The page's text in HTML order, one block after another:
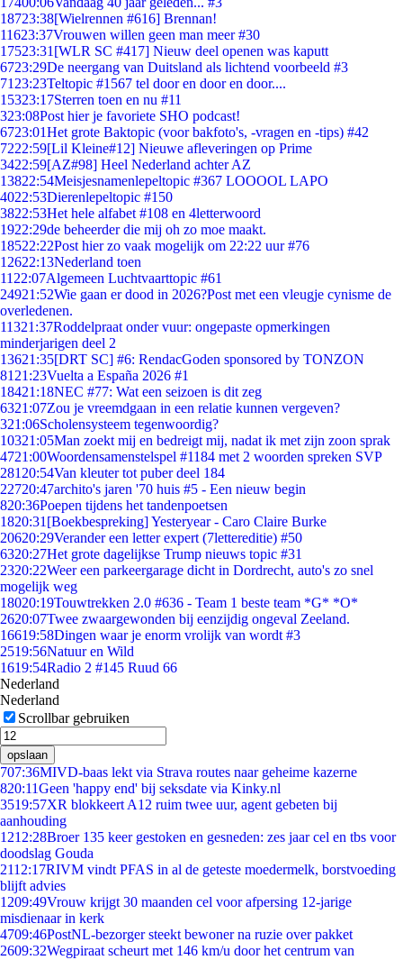
18723:38[Wielrennen #616] Brennan!
11623:37Vrouwen willen geen man meer #30
17523:31 [WLR SC #417] Nieuw deel openen was kaputt
6723:29De neergang van Duitsland als lichtend voorbeeld #3
71 23:23Teltopic #1567 tel door en door en door....
15323:17Sterren toen en nu #11
323:08Post hier je favoriete SHO podcast!
6723:01Het grote Baktopic (voor bakfoto's, -vragen en -tips) #42
7222:59[Lil Kleine#12] Nieuwe afleveringen op Prime
3422:59[AZ#98] Heel Nederland achter AZ
13822:54Meisjesnamenlepeltopic #367 LOOOOL LAPO
4022:53Dierenlepeltopic #150
3822:53Het hele alfabet #108 en 4letterwoord
1922:29de beheerder die mij oh zo moe maakt.
18522:22Post hier zo vaak mogelijk om 22:22 uur #76
12622:13Nederland toen
11 22:07Algemeen Luchtvaarttopic #61
24921:52Wie gaan er dood in 2026?Post met een vleugje cynisme de
overledenen.
11321:37Roddelpraat onder vuur: ongepaste opmerkingen
minderjarigen deel 2
13621:35[DRT SC] #6: RendacGoden sponsored by TONZON
81 21:23Vuelta a España 2026 #1
18421:18NEC #77: Wat een seizoen is dit zeg
6321:07Zou je vreemdgaan in een relatie kunnen vergeven?
321:06Scholensysteem tegenwoordig?
10321:05Man zoekt mij en bedreigt mij, nadat ik met zijn zoon sprak
4721:00Woordensamenstelspel #1184 met 2 woorden spreken SVP
281 20:54Van kleuter tot puber deel 184
22720:47archito's jaren '70 huis #5 - Een nieuw begin
820:36Poepen tijdens het tandenpoetsen
1820:31 [Boekbespreking] Yesteryear - Caro Claire Burke
20620:29Verander een letter expert (7lettereditie) #50
6320:27Het grote dagelijkse Trump nieuws topic #31
2320:22Weer een parkeergarage dicht in Dordrecht, auto's zo snel
mogelijk weg
18020:19Touwtrekken 2.0 #636 - Team 1 beste team *G* *O*
2620:07Twee zwaargewonden bij eenzijdig ongeval Zeeland.
16619:58Dingen waar je enorm vrolijk van wordt #3
2519:56Natuur en Wild
1619:54Radio 2 #145 Ruud 66
Nederland
Nederland
Scrollbar gebruiken
opslaan
707:36MIVD-baas lekt via Strava routes naar geheime kazerne
820:11Geen 'happy end' bij seksdate via Kinky.nl
3519:57XR blokkeert A12 ruim twee uur, agent gebeten bij
aanhouding
1212:28Broer 135 keer gestoken en gesneden: zes jaar cel en tbs voor
doodslag Gouda
2112:17RIVM vindt PFAS in al de geteste moedermelk, borstvoeding
blijft advies
1209:49Vrouw krijgt 30 maanden cel voor afpersing 12-jarige
misdienaar in kerk
4709:46PostNL-bezorger steekt bewoner na ruzie over pakket
2609:32Wegpiraat scheurt met 146 km/u door het centrum van